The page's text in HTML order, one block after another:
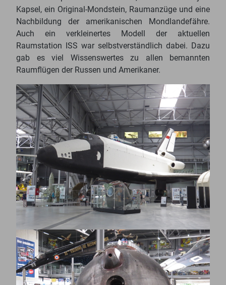
Kapsel, ein Original-Mondstein, Raumanzüge und eine
Nachbildung der amerikanischen Mondlandefähre.
Auch ein verkleinertes Modell der aktuellen
Raumstation ISS war selbstverständlich dabei. Dazu
gab es viel Wissenswertes zu allen bemannten
Raumflügen der Russen und Amerikaner.